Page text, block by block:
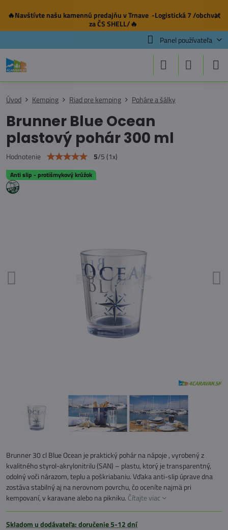
✕
🔥Navštívte našu kamennú predajňuv Trnave -Logistická 7 /obchvat
za ČS SHELL/🔥
Panel používateľa
Anti slip - protišmykový krúžok
Úvod Kemping Riad pre kemping Poháre a šálky
Brunner Blue Ocean
plastový pohár 300 ml
Hodnotenie 5/5(1x)
Brunner 30 cl Blue Ocean je praktický pohár na nápoje , vyrobený z
kvalitného styrol-akrylonitrilu (SAN) – plastu, ktorý je transparentný,
odolný voči nárazom, teplu a poškriabaniu. Vďaka anti-slip úprave dna
zostáva stabilný aj na nerovnom povrchu, čo oceníte najmä pri
kempovaní, v karavane alebo na pikniku. Čítajte viac
Skladom u dodávateľa: doručenie 5-12 dní